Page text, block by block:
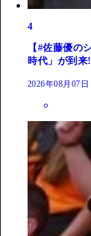
4
【#佐藤優の
時代」が到来
2026年08月07日